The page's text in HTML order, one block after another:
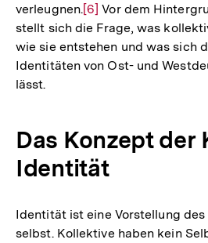
verleugnen.Zur
Auflösung
der
Fußnote
[6] Vor dem
stellt sich die Frage, was
wie sie entstehen und was sich
Identitäten von Ost- und
lässt.
Das Konzept der
Identität
Identität ist eine Vorstellung des
selbst. Kollektive haben kein